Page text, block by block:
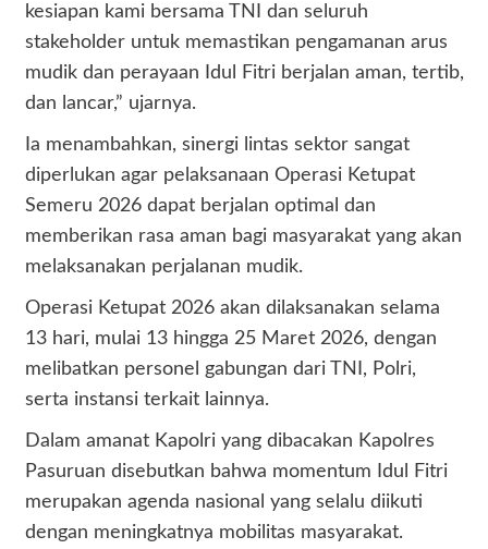
kesiapan kami bersama TNI dan seluruh
stakeholder untuk memastikan pengamanan arus
mudik dan perayaan Idul Fitri berjalan aman, tertib,
dan lancar,” ujarnya.
Ia menambahkan, sinergi lintas sektor sangat
diperlukan agar pelaksanaan Operasi Ketupat
Semeru 2026 dapat berjalan optimal dan
memberikan rasa aman bagi masyarakat yang akan
melaksanakan perjalanan mudik.
Operasi Ketupat 2026 akan dilaksanakan selama
13 hari, mulai 13 hingga 25 Maret 2026, dengan
melibatkan personel gabungan dari TNI, Polri,
serta instansi terkait lainnya.
Dalam amanat Kapolri yang dibacakan Kapolres
Pasuruan disebutkan bahwa momentum Idul Fitri
merupakan agenda nasional yang selalu diikuti
dengan meningkatnya mobilitas masyarakat.